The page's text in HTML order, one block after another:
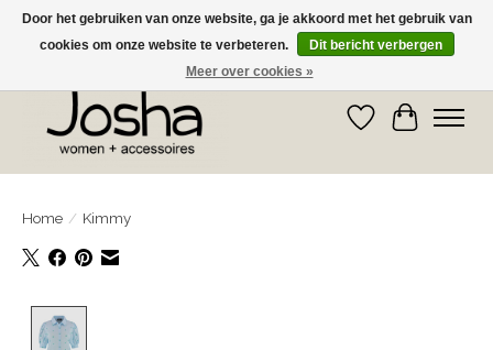
GRATIS OPHALEN IN DE WINKEL EN GRATIS VERZENDING VANAF € 75,00
Verlanglijst
Home / Kimmy
Door het gebruiken van onze website, ga je akkoord met het gebruik van
cookies om onze website te verbeteren.
Dit bericht verbergen
Meer over cookies »